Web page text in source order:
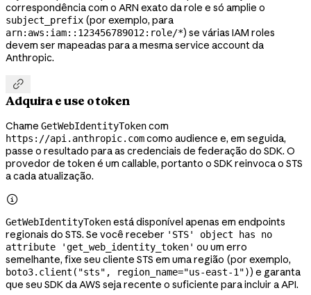
correspondência com o ARN exato da role e só amplie o
subject_prefix (por exemplo, para
arn:aws:iam::123456789012:role/*) se várias IAM roles
devem ser mapeadas para a mesma service account da
Anthropic.

Adquira e use o token
Chame GetWebIdentityTokencom
https://api.anthropic.comcomo audience e, em seguida,
passe o resultado para as credenciais de federação do SDK. O
provedor de token é um callable, portanto o SDK reinvoca o STS
a cada atualização.

GetWebIdentityTokenestá disponível apenas em endpoints
regionais do STS. Se você receber 'STS' object has no
attribute 'get_web_identity_token' ou um erro
semelhante, fixe seu cliente STS em uma região (por exemplo,
boto3.client("sts", region_name="us-east-1")) e garanta
que seu SDK da AWS seja recente o suficiente para incluir a API.